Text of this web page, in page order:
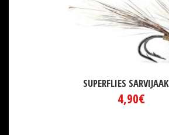
SUPERFLIES
4,90€